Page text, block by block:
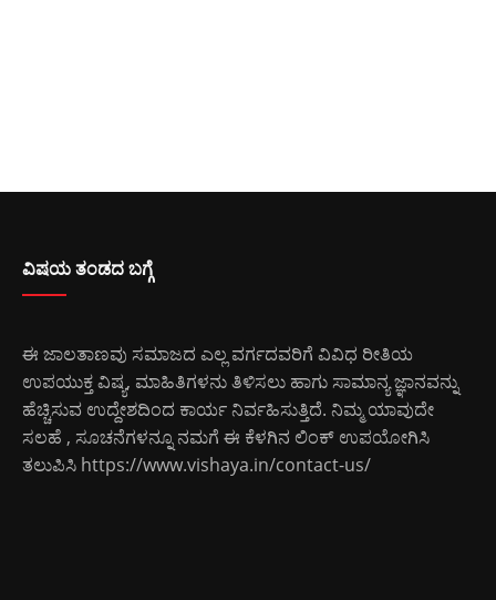
ವಿಷಯ ತಂಡದ ಬಗ್ಗೆ
ಈ ಜಾಲತಾಣವು ಸಮಾಜದ ಎಲ್ಲ ವರ್ಗದವರಿಗೆ ವಿವಿಧ ರೀತಿಯ
ಉಪಯುಕ್ತ ವಿಷ್ಯ, ಮಾಹಿತಿಗಳನು ತಿಳಿಸಲು ಹಾಗು ಸಾಮಾನ್ಯ ಜ್ಞಾನವನ್ನು
ಹೆಚ್ಚಿಸುವ ಉದ್ದೇಶದಿಂದ ಕಾರ್ಯ ನಿರ್ವಹಿಸುತ್ತಿದೆ. ನಿಮ್ಮ ಯಾವುದೇ
ಸಲಹೆ , ಸೂಚನೆಗಳನ್ನೂ ನಮಗೆ ಈ ಕೆಳಗಿನ ಲಿಂಕ್ ಉಪಯೋಗಿಸಿ
ತಲುಪಿಸಿ https://www.vishaya.in/contact-us/